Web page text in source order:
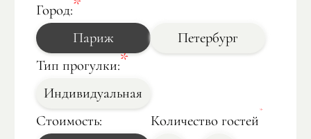
Город:
Париж
Петербург
Тип прогулки:
Индивидуальная
Стоимость:
Количество гостей